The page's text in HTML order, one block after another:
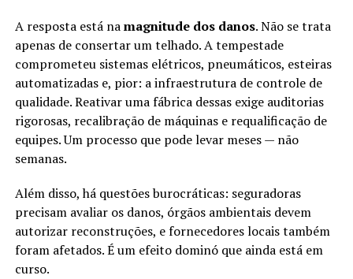
A resposta está namagnitude dos danos. Não se trata
apenas de consertar um telhado. A tempestade
comprometeu sistemas elétricos, pneumáticos, esteiras
automatizadas e, pior: a infraestrutura de controle de
qualidade. Reativar uma fábrica dessas exige auditorias
rigorosas, recalibração de máquinas e requalificação de
equipes. Um processo que pode levar meses — não
semanas.
Além disso, há questões burocráticas: seguradoras
precisam avaliar os danos, órgãos ambientais devem
autorizar reconstruções, e fornecedores locais também
foram afetados. É um efeito dominó que ainda está em
curso.